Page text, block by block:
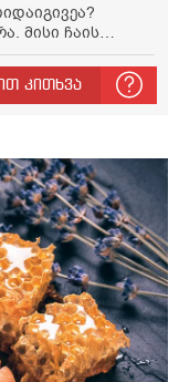
მისი ჩაის
არის კარგი?
ჩავყაროთ 1 ჩაის
და
საწინააღმდეგო
რა აქვს
ჩაი?
კითხვა